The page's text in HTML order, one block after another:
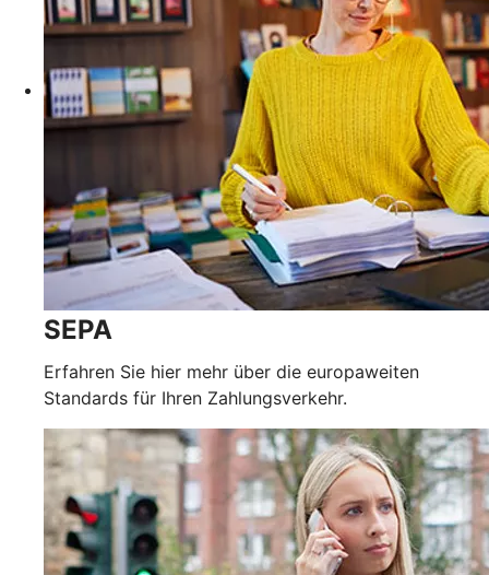
SEPA
Erfahren Sie hier mehr über die europaweiten
Standards für Ihren Zahlungsverkehr.